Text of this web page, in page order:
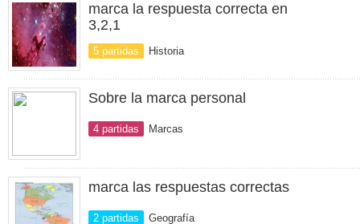
marca la respuesta correcta en
3,2,1
5 partidas Historia
Sobre la marca personal
4 partidas Marcas
marca las respuestas correctas
2 partidas Geografía